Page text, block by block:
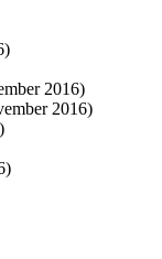
2016)
2016)